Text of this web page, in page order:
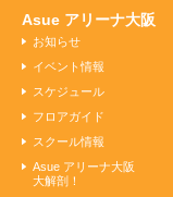
Asue アリーナ大阪
お知らせ
イベント情報
スケジュール
フロアガイド
スクール情報
Asue アリーナ大阪
大解剖！